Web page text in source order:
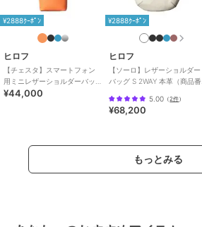
¥2888ｸｰﾎﾟﾝ
ヒロフ
【チェスタ】スマートフォン
用ミニレザーショルダーバッ
グ S 2WAY 本革（商品番号：
¥44,000
¥2888ｸｰﾎﾟﾝ
ヒロフ
【ソーロ】レザーショルダー
バッグ S 2WAY 本革（商品番
5.00 （2件）
¥68,200
もっとみる